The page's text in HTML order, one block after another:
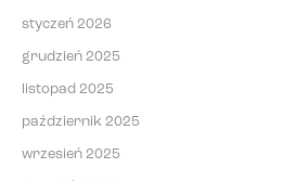
styczeń 2026
grudzień 2025
listopad 2025
październik 2025
wrzesień 2025